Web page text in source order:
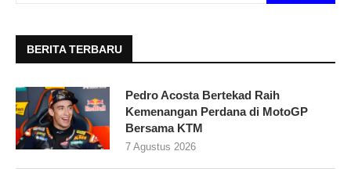
BERITA TERBARU
Pedro Acosta Bertekad Raih
Kemenangan Perdana di MotoGP
Bersama KTM
7 Agustus 2026